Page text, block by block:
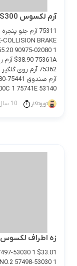
آرم لکسوس IS300 مدل 2013 کروک
COLLISION BRAKE
90975-02080 1
53140 IS 300C 1 75741E […]
تویوتاکار 10 سال پیش
زه اطراف لکسوس IS300 مدل 2013 کروک
53030 1 $33.01
57498-53030 1